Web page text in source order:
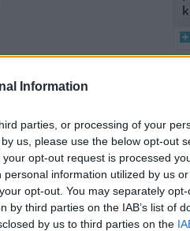
Information
parties, or processing of your
us, please use the below opt-out
opt-out request is processed
information utilized by us
opt-out. You may separately
by third parties on the IAB’s list of
by us to third parties on the